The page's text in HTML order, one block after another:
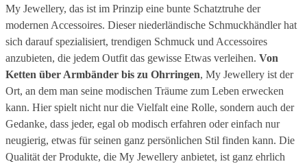
My Jewellery, das ist im Prinzip eine bunte Schatztruhe der
modernen Accessoires. Dieser niederländische Schmuckhändler hat
sich darauf spezialisiert, trendigen Schmuck und Accessoires
anzubieten, die jedem Outfit das gewisse Etwas verleihen. Von
Ketten über Armbänder bis zu Ohrringen, My Jewellery ist der
Ort, an dem man seine modischen Träume zum Leben erwecken
kann. Hier spielt nicht nur die Vielfalt eine Rolle, sondern auch der
Gedanke, dass jeder, egal ob modisch erfahren oder einfach nur
neugierig, etwas für seinen ganz persönlichen Stil finden kann. Die
Qualität der Produkte, die My Jewellery anbietet, ist ganz ehrlich